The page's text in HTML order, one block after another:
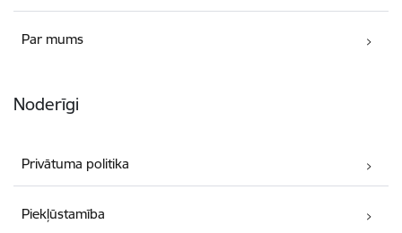
Par mums
Noderīgi
Privātuma politika
Piekļūstamība